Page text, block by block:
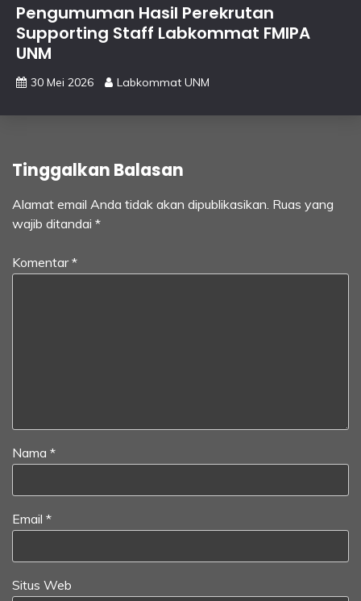
Pengumuman Hasil Perekrutan
Supporting Staff Labkommat FMIPA
UNM
30 Mei 2026 Labkommat UNM
Tinggalkan Balasan
Alamat email Anda tidak akan dipublikasikan. Ruas yang
wajib ditandai *
Komentar*
Nama *
Email *
Situs Web